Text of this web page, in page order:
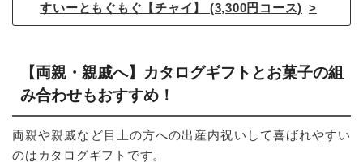
すいーともぐもぐ【チャイ】 (3,300円コース)
【両親・親戚へ】カタログギフトとお菓子の組
み合わせもおすすめ！
両親や親戚など目上の方への出産内祝いして喜ばれやすい
のはカタログギフトです。